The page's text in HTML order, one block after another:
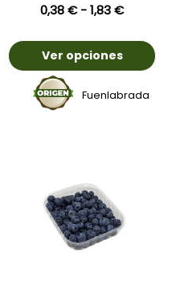
0,38€ -1,83€
Ver opciones
Fuenlabrada